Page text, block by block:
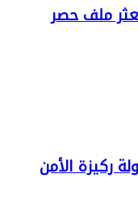
ملف حصر
ركيزة الأمن